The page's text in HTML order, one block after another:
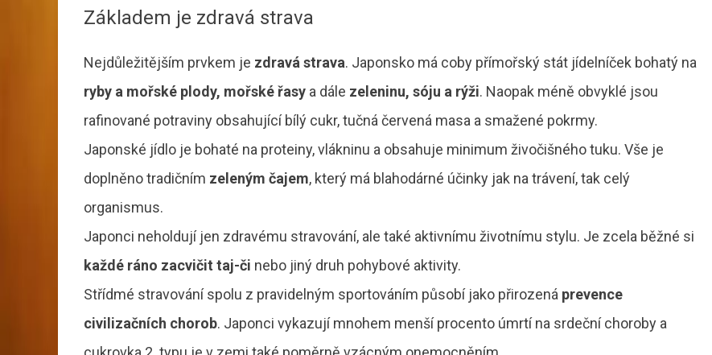
Základem je zdravá strava
Nejdůležitějším prvkem je zdravá strava. Japonsko má coby přímořský stát jídelníček bohatý na
ryby a mořské plody, mořské řasy a dále zeleninu, sóju a rýži. Naopak méně obvyklé jsou
rafinované potraviny obsahující bílý cukr, tučná červená masa a smažené pokrmy.
Japonské jídlo je bohaté na proteiny, vlákninu a obsahuje minimum živočišného tuku. Vše je
doplněno tradičním zeleným čajem, který má blahodárné účinky jak na trávení, tak celý
organismus.
Japonci neholdují jen zdravému stravování, ale také aktivnímu životnímu stylu. Je zcela běžné si
každé ráno zacvičit taj-či nebo jiný druh pohybové aktivity.
Střídmé stravování spolu z pravidelným sportováním působí jako přirozená prevence
civilizačních chorob. Japonci vykazují mnohem menší procento úmrtí na srdeční choroby a